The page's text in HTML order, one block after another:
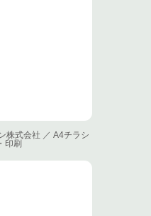
株式会社 ／ A4チラシ
印刷